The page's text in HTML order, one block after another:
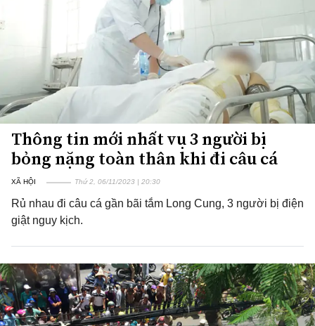
Thông tin mới nhất vụ 3 người bị
bỏng nặng toàn thân khi đi câu cá
XÃ HỘI Thứ 2, 06/11/2023 | 20:30
Rủ nhau đi câu cá gần bãi tắm Long Cung, 3 người bị điện
giật nguy kịch.